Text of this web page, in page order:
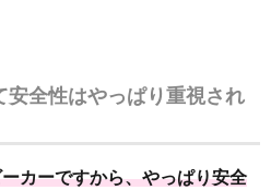
全性はやっぱり重視され
カーですから、やっぱり安全